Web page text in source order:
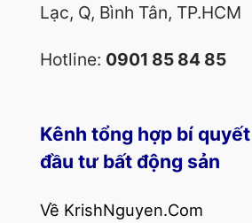
Lạc, Q, Bình Tân, TP.HCM
Hotline: 0901 85 84 85
Kênh tổng hợp bí
đầu tư bất động sản
Về KrishNguyen.Com